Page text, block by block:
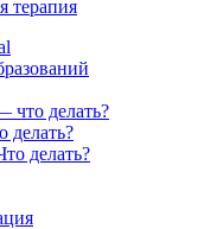
терапия
что делать?
делать?